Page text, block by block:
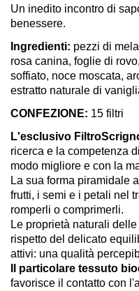
Un inedito incontro di
benessere.
Ingredienti: pezzi di
rosa canina, foglie di
soffiato, noce moscata,
estratto naturale di
CONFEZIONE: 15 filtri
L'esclusivo
ricerca e la competenza
modo migliore e con la
La sua forma piramidale
frutti, i semi e i petali nel
romperli o comprimerli.
Le proprietà naturali
rispetto del delicato
attivi: una qualità
Il particolare tessuto
favorisce il contatto con